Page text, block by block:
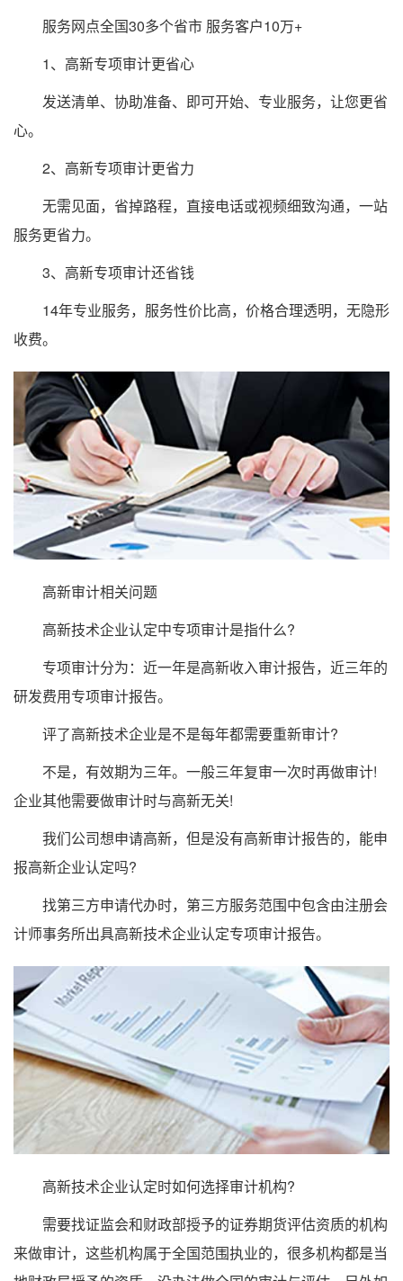
服务网点全国30多个省市 服务客户10万+
1、高新专项审计更省心
发送清单、协助准备、即可开始、专业服务，让您更省
心。
2、高新专项审计更省力
无需见面，省掉路程，直接电话或视频细致沟通，一站
服务更省力。
3、高新专项审计还省钱
14年专业服务，服务性价比高，价格合理透明，无隐形
收费。
高新审计相关问题
高新技术企业认定中专项审计是指什么?
专项审计分为：近一年是高新收入审计报告，近三年的
研发费用专项审计报告。
评了高新技术企业是不是每年都需要重新审计?
不是，有效期为三年。一般三年复审一次时再做审计!
企业其他需要做审计时与高新无关!
我们公司想申请高新，但是没有高新审计报告的，能申
报高新企业认定吗?
找第三方申请代办时，第三方服务范围中包含由注册会
计师事务所出具高新技术企业认定专项审计报告。
高新技术企业认定时如何选择审计机构?
需要找证监会和财政部授予的证券期货评估资质的机构
来做审计，这些机构属于全国范围执业的，很多机构都是当